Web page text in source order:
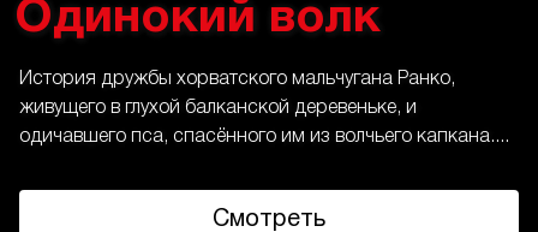
Одинокий волк
История дружбы хорватского мальчугана Ранко,
живущего в глухой балканской деревеньке, и
одичавшего пса, спасённого им из волчьего капкана....
Смотреть